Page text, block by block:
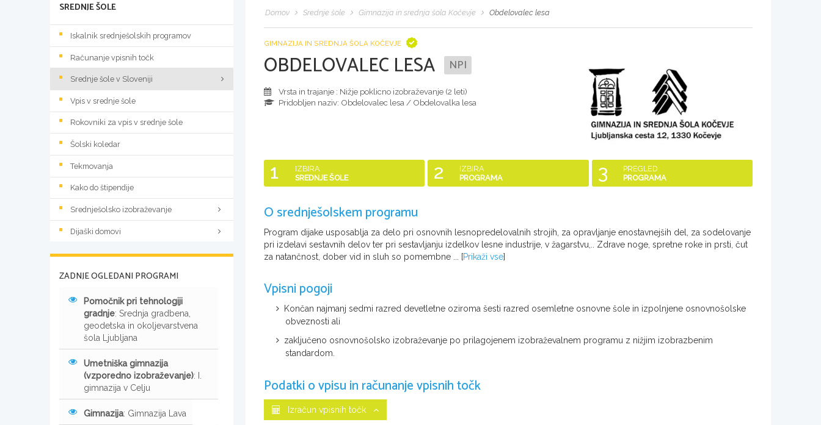
Domov Srednje šole Gimnazija in srednja šola Kočevje Obdelovalec lesa
GIMNAZIJA IN SREDNJA ŠOLA KOČEVJE
OBDELOVALEC LESA NPI
Vrsta in trajanje : Nižje poklicno izobraževanje (2 leti)
Pridobljen naziv: Obdelovalec lesa / Obdelovalka lesa
1
IZBIRA
SREDNJE ŠOLE
2
IZBIRA
PROGRAMA
3
PREGLED
PROGRAMA
O srednješolskem programu
Program dijake usposablja za delo pri osnovnih lesnopredelovalnih strojih, za opravljanje enostavnejših del, za sodelovanje
pri izdelavi sestavnih delov ter pri sestavljanju izdelkov lesne industrije, v žagarstvu,.. Zdrave noge, spretne roke in prsti, čut
za natančnost, dober vid in sluh so pomembne ... [Prikaži vse]
Vpisni pogoji
Končan najmanj sedmi razred devetletne oziroma šesti razred osemletne osnovne šole in izpolnjene osnovnošolske
obveznosti ali
zaključeno osnovnošolsko izobraževanje po prilagojenem izobraževalnem programu z nižjim izobrazbenim
standardom.
Podatki o vpisu in računanje vpisnih točk
Izračun vpisnih točk
SREDNJE ŠOLE
Iskalnik srednješolskih programov
Računanje vpisnih točk
Srednje šole v Sloveniji
Vpis v srednje šole
Rokovniki za vpis v srednje šole
Šolski koledar
Tekmovanja
Kako do štipendije
Srednješolsko izobraževanje
Dijaški domovi
ZADNJE OGLEDANI PROGRAMI
Pomočnik pri tehnologiji
gradnje: Srednja gradbena,
geodetska in okoljevarstvena
šola Ljubljana
Umetniška gimnazija
(vzporedno izobraževanje): I.
gimnazija v Celju
Gimnazija: Gimnazija Lava